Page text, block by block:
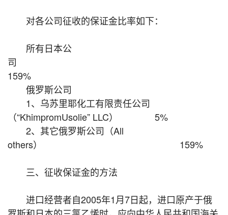
对各公司征收的保证金比率如下：
所有日本公
159%
俄罗斯公司
1、乌苏里耶化工有限责任公司
（“KhimpromUsolie” LLC） 5%
2、其它俄罗斯公司（All
others） 159%
三、征收保证金的方法
进口经营者自2005年1月7日起，进口原产于俄